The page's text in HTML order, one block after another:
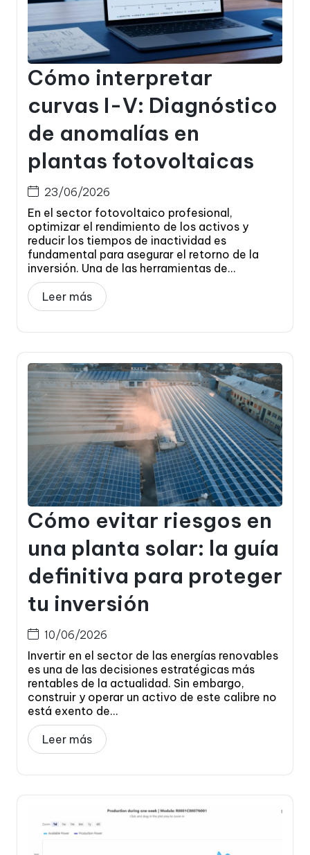
Cómo interpretar
curvas I-V: Diagnóstico
de anomalías en
plantas fotovoltaicas
23/06/2026
En el sector fotovoltaico profesional,
optimizar el rendimiento de los activos y
reducir los tiempos de inactividad es
fundamental para asegurar el retorno de la
inversión. Una de las herramientas de...
Leer más
Cómo evitar riesgos en
una planta solar: la guía
definitiva para proteger
tu inversión
10/06/2026
Invertir en el sector de las energías renovables
es una de las decisiones estratégicas más
rentables de la actualidad. Sin embargo,
construir y operar un activo de este calibre no
está exento de...
Leer más